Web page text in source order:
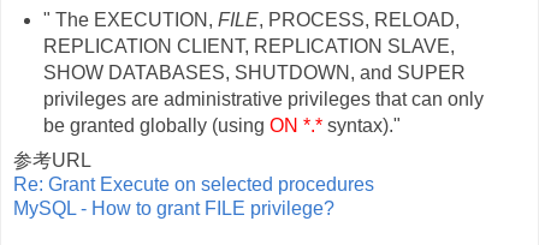
" The EXECUTION, FILE, PROCESS, RELOAD,
REPLICATION CLIENT, REPLICATION SLAVE,
SHOW DATABASES, SHUTDOWN, and SUPER
privileges are administrative privileges that can only
be granted globally (using ON *.* syntax)."
参考URL
Re: Grant Execute on selected procedures
MySQL - How to grant FILE privilege?